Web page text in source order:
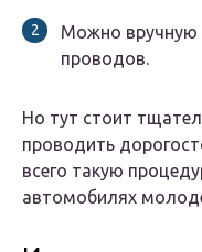
Можно вручную
проводов.
Но тут стоит
проводить
всего такую
автомобилях